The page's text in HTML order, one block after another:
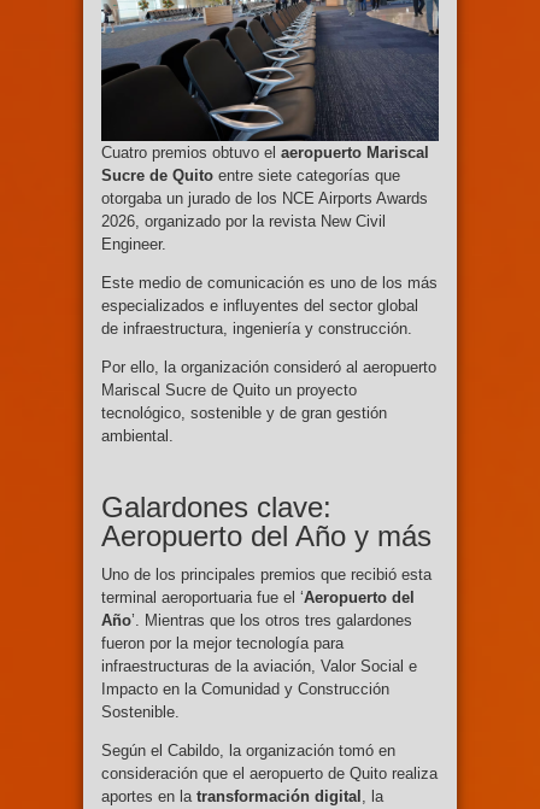
Cuatro premios obtuvo el aeropuerto Mariscal
Sucre de Quito entre siete categorías que
otorgaba un jurado de los NCE Airports Awards
2026, organizado por la revista New Civil
Engineer.
Este medio de comunicación es uno de los más
especializados e influyentes del sector global
de infraestructura, ingeniería y construcción.
Por ello, la organización consideró al aeropuerto
Mariscal Sucre de Quito un proyecto
tecnológico, sostenible y de gran gestión
ambiental.
Galardones clave:
Aeropuerto del Año y más
Uno de los principales premios que recibió esta
terminal aeroportuaria fue el ‘Aeropuerto del
Año’. Mientras que los otros tres galardones
fueron por la mejor tecnología para
infraestructuras de la aviación, Valor Social e
Impacto en la Comunidad y Construcción
Sostenible.
Según el Cabildo, la organización tomó en
consideración que el aeropuerto de Quito realiza
aportes en la transformación digital , la